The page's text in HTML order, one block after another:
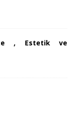
, Estetik ve